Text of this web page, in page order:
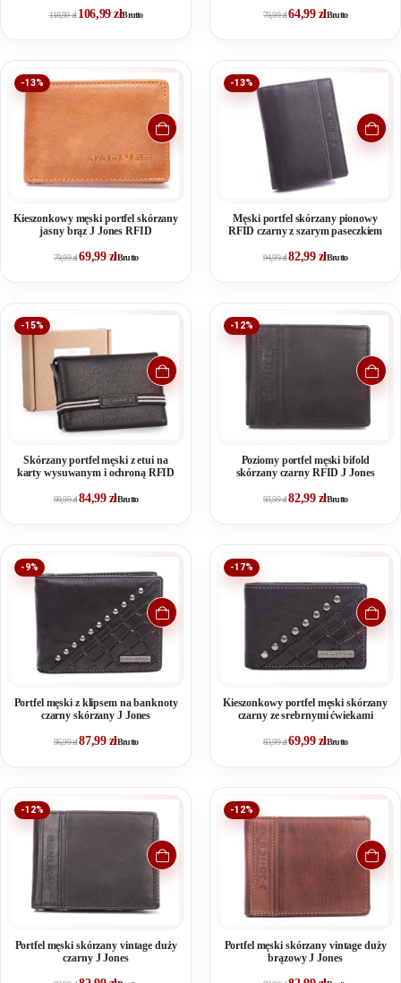
118,99zł 106,99złBrutto 79,99zł64,99 złBrutto
-13%
Kieszonkowy męski portfel skórzany
jasny brąz J Jones RFID
79,99zł69,99 złBrutto
-13%
Męski portfel skórzany pionowy
RFID czarny z szarym paseczkiem
94,99zł82,99 złBrutto
-15%
Skórzany portfel męski z etui na
karty wysuwanym i ochroną RFID
99,99zł84,99 złBrutto
-12%
Poziomy portfel męski bifold
skórzany czarny RFID J Jones
93,99zł82,99 złBrutto
-9%
Portfel męski z klipsem na banknoty
czarny skórzany J Jones
96,99zł87,99 złBrutto
-17%
Kieszonkowy portfel męski skórzany
czarny ze srebrnymi ćwiekami
83,99zł69,99 złBrutto
-12%
Portfel męski skórzany vintage duży
czarny J Jones
-12%
Portfel męski skórzany vintage duży
brązowy J Jones